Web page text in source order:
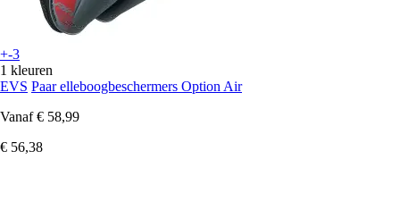
+-3
1 kleuren
EVS Paar elleboogbeschermers Option Air
Vanaf € 58,99
€ 56,38